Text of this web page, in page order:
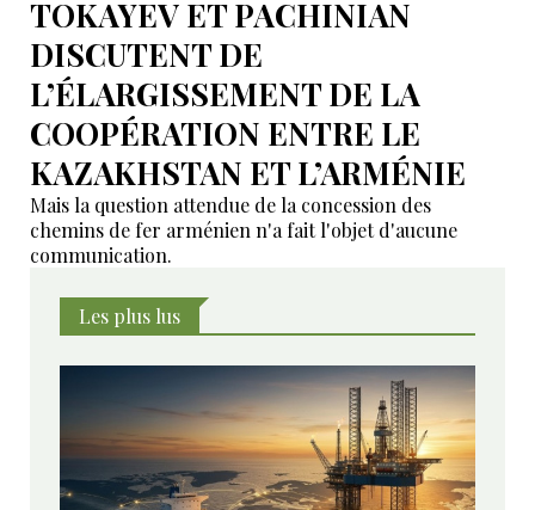
TOKAYEV ET PACHINIAN
DISCUTENT DE
L’ÉLARGISSEMENT DE LA
COOPÉRATION ENTRE LE
KAZAKHSTAN ET L’ARMÉNIE
Mais la question attendue de la concession des
chemins de fer arménien n'a fait l'objet d'aucune
communication.
Les plus lus